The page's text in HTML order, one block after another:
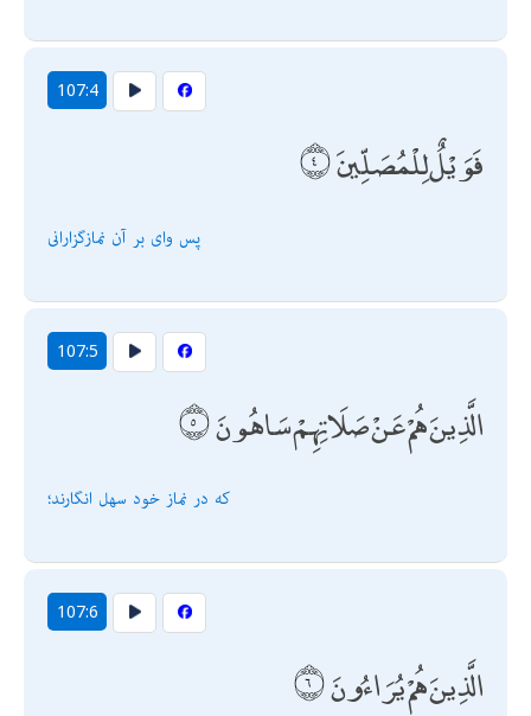
107:4
فَوَيْلٌ لِلْمُصَلِّينَ
107:5
الَّذِينَ هُمْ عَنْ صَلَاتِهِمْ سَاهُونَ
كه در نماز خود سهل انگارند؛
107:6
الَّذِينَ هُمْ يُرَاءُونَ